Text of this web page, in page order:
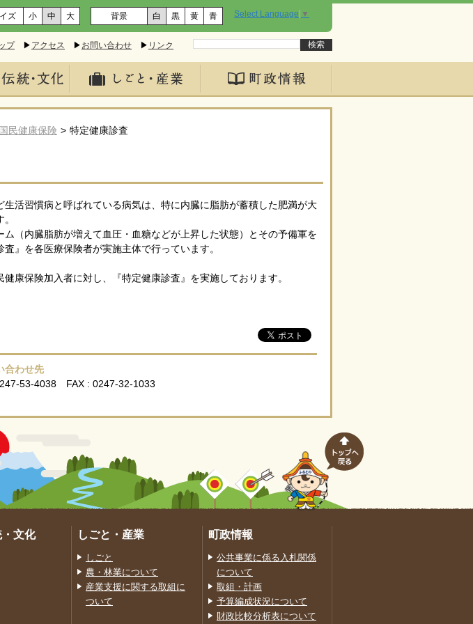
ズ 小 中 大 背景 白 黒 黄 青 Select Language ▼
プ▶ アクセス ▶ お問い合わせ ▶ リンク
国民健康保険 特定健康診査
活習慣病と呼ばれている病気は、特に内臓に脂肪が蓄積した肥満が大
ム（内臓脂肪が増えて血圧・血糖などが上昇した状態）とその予備軍を
』を各医療保険者が実施主体で行っています。
康保険加入者に対し、『特定健康診査』を実施しております。
合わせ先
53-4038 FAX : 0247-32-1033
文化 しごと・産業
しごと
農・林業について
産業支援に関する取組に
ついて
町政情報
公共事業に係る入札関係
について
取組・計画
予算編成状況について
財政比較分析表について